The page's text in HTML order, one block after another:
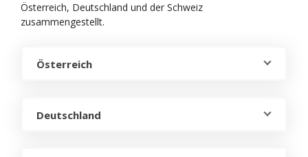
Österreich, Deutschland und der Schweiz
zusammengestellt.
Österreich
Deutschland